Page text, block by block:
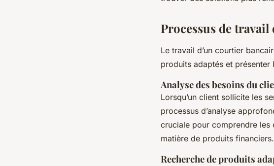
Processus de
Le travail d’un courtier
produits adaptés et
Analyse des besoins du
Lorsqu’un client sollicite les
processus d’analyse
cruciale pour comprendre les
matière de produits financiers.
Recherche de produits